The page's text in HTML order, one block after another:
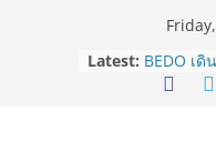
Latest: AirAsia X
ยาวนาน
อร่อย ยก